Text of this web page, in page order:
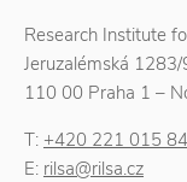
Research Institute
Jeruzalémská 1283/
110 00 Praha 1 –
T: +420 221 015
E: rilsa@rilsa.cz